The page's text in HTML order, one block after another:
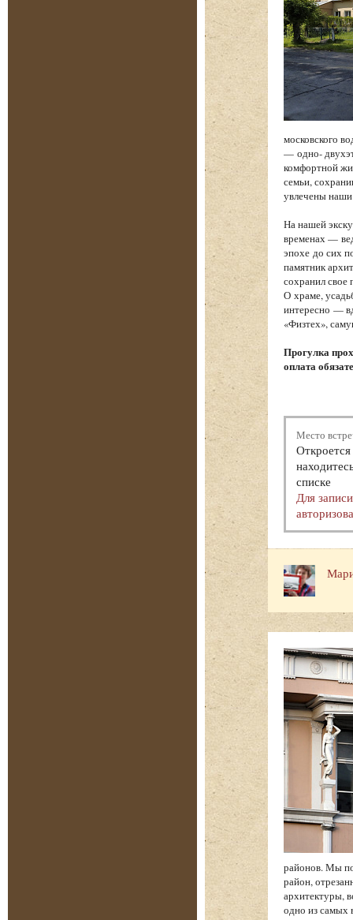
московского
— одно-
комфортной
семьи,
увлечены
На нашей
временах —
эпохе до сих
памятник
сохранил свое
О храме,
интересно —
«Физтех»,
Прогулка
оплата
Место
списке
Для
районов. Мы
район,
архитектуры,
одно из самых